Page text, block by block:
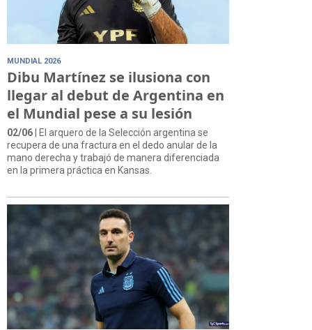
MUNDIAL 2026
Dibu Martínez se ilusiona con
llegar al debut de Argentina en
el Mundial pese a su lesión
02/06 | El arquero de la Selección argentina se
recupera de una fractura en el dedo anular de la
mano derecha y trabajó de manera diferenciada
en la primera práctica en Kansas.